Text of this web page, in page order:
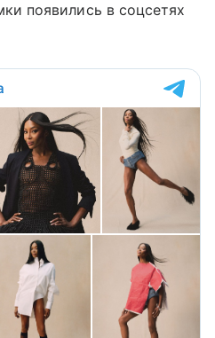
появились в соцсетях